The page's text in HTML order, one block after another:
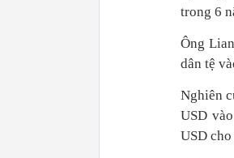
trong 6
Ông
dân tệ
Nghiên
USD
USD